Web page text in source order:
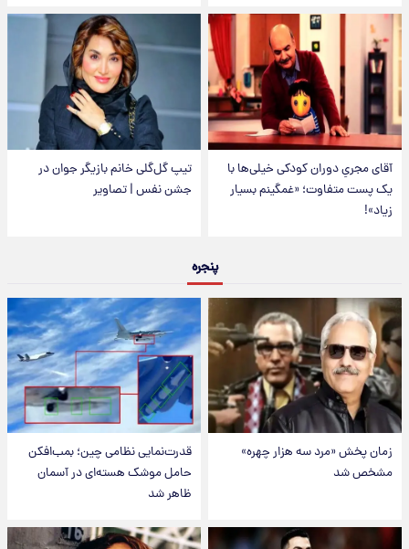
آقای مجریِ دوران کودکی خیلی‌ها با
یک پست متفاوت؛ «غمگینم بسیار
زیاد»!
تیپ گل‌گلی خانم بازیگر جوان در
جشن نفس | تصاویر
پنجره
زمان پخش «مرد سه هزار چهره»
مشخص شد
قدرت‌نمایی نظامی چین؛ بمب‌افکن
حامل موشک هسته‌ای در آسمان
ظاهر شد